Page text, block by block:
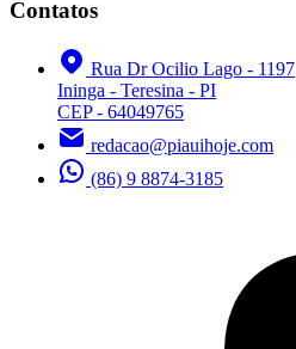
Contatos
Rua Dr Ocilio Lago - 1197
Ininga - Teresina - PI
CEP - 64049765
redacao@piauihoje.com
(86) 9 8874-3185